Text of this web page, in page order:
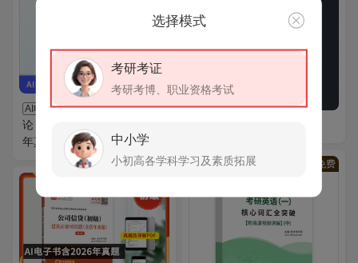
AI电子书
全国自考《通信概
论（课程代码：04742）》历
年真题汇编（含部分答案）
免费
选择模式
考研考证
考研考博、职业资格考试
中小学
小初高各学科学习及素质拓展